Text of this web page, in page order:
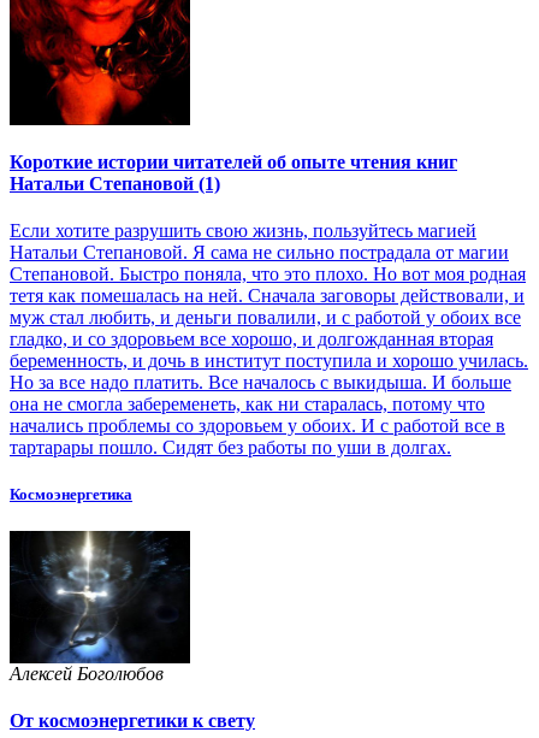
Короткие истории читателей об опыте чтения книг
Натальи Степановой (1)
Если хотите разрушить свою жизнь, пользуйтесь магией
Натальи Степановой. Я сама не сильно пострадала от магии
Степановой. Быстро поняла, что это плохо. Но вот моя родная
тетя как помешалась на ней. Сначала заговоры действовали, и
муж стал любить, и деньги повалили, и с работой у обоих все
гладко, и со здоровьем все хорошо, и долгожданная вторая
беременность, и дочь в институт поступила и хорошо училась.
Но за все надо платить. Все началось с выкидыша. И больше
она не смогла забеременеть, как ни старалась, потому что
начались проблемы со здоровьем у обоих. И с работой все в
тартарары пошло. Сидят без работы по уши в долгах.
Космоэнергетика
Алексей Боголюбов
От космоэнергетики к свету